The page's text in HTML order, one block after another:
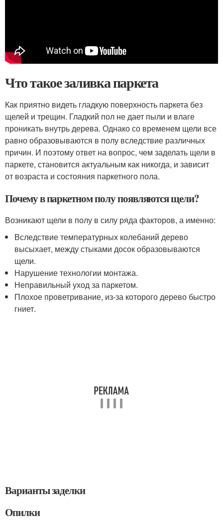
Что такое заливка паркета
Как приятно видеть гладкую поверхность паркета без
щелей и трещин. Гладкий пол не дает пыли и влаге
проникать внутрь дерева. Однако со временем щели все
равно образовываются в полу вследствие различных
причин. И поэтому ответ на вопрос, чем заделать щели в
паркете, становится актуальным как никогда, и зависит
от возраста и состояния паркетного пола.
Почему в паркетном полу появляются щели?
Возникают щели в полу в силу ряда факторов, а именно:
Вследствие температурных колебаний дерево
высыхает, между стыками досок образовываются
щели.
Нарушение технологии монтажа.
Неправильный уход за паркетом.
Плохое проветривание, из-за которого дерево быстро
гниет.
Варианты заделки
Опилки